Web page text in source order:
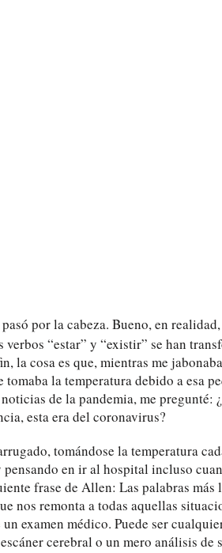
por la cabeza. Bueno, en
“estar” y “existir” se han
la cosa es que, mientras me
la temperatura debido a esa
de la pandemia, me pregunté:
esta era del coronavirus?
tomándose la temperatura
en ir al hospital incluso
frase de Allen: Las palabras más
nos remonta a todas aquellas
examen médico. Puede ser
cerebral o un mero análisis de